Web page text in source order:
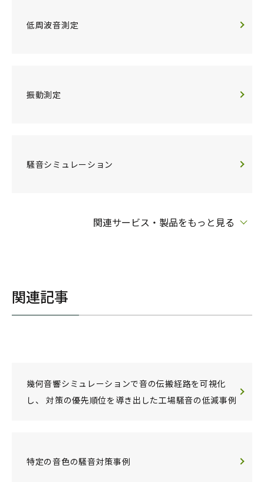
低周波音測定
振動測定
騒音シミュレーション
関連サービス・製品をもっと見る
関連記事
幾何音響シミュレーションで音の伝搬経路を可視化
し、 対策の優先順位を導き出した工場騒音の低減事例
特定の音色の騒音対策事例